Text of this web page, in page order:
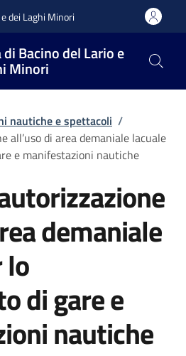
dei Laghi Minori
Bacino del Lario e
Minori
nautiche e spettacoli /
all’uso di area demaniale lacuale
e manifestazioni nautiche
demaniale
lo
di gare e
nautiche